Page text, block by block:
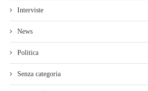
Interviste
News
Politica
Senza categoria